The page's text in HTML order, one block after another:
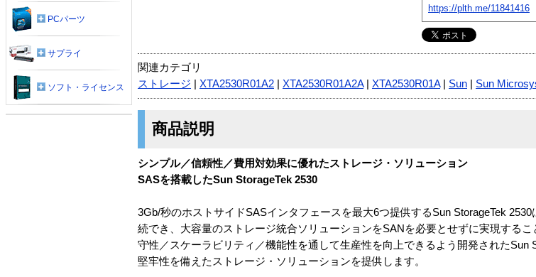
https://plth.me/11841416
関連カテゴリ
ストレージ
XTA2530R01A2 XTA2530R01A2A| XTA2530R01A| Sun Sun
商品説明
シンプル／信頼性／費用対効果に優れたストレージ・ソリューション
SASを搭載したSun StorageTek 2530
3Gb/秒のホストサイドSASインタフェースを最大6つ提供するSun StorageTek
続でき、大容量のストレージ統合ソリューションをSANを必要とせずに実現する
守性／スケーラビリティ／機能性を通して生産性を向上できるよう開発されたSun
堅牢性を備えたストレージ・ソリューションを提供します。
PCパーツ
サプライ
ソフト・ライセンス